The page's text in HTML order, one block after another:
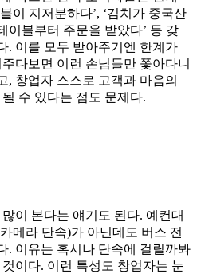
이 지저분하다’, ‘김치가 중국산
이블부터 주문을 받았다’ 등 갖
. 이를 모두 받아주기엔 한계가
다보면 이런 손님들만 쫓아다니
, 창업자 스스로 고객과 마음의
수 있다는 점도 문제다.
이 본다는 얘기도 된다. 예컨대
메라 단속)가 아닌데도 버스 전
. 이유는 혹시나 단속에 걸릴까봐
이다. 이런 특성도 창업자는 눈